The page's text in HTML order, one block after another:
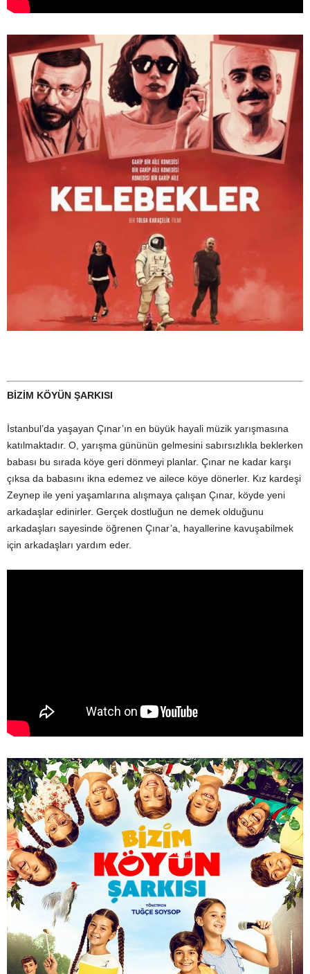
BİZİM KÖYÜN ŞARKISI
İstanbul’da yaşayan Çınar’ın en büyük hayali müzik yarışmasına
katılmaktadır. O, yarışma gününün gelmesini sabırsızlıkla beklerken
babası bu sırada köye geri dönmeyi planlar. Çınar ne kadar karşı
çıksa da babasını ikna edemez ve ailece köye dönerler. Kız kardeşi
Zeynep ile yeni yaşamlarına alışmaya çalışan Çınar, köyde yeni
arkadaşlar edinirler. Gerçek dostluğun ne demek olduğunu
arkadaşları sayesinde öğrenen Çınar’a, hayallerine kavuşabilmek
için arkadaşları yardım eder.